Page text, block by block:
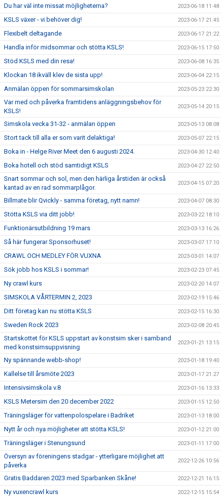
Du har väl inte missat möjligheterna? 2023-06-18 11:48
KSLS växer - vi behöver dig! 2023-06-17 21:45
Flexibelt deltagande 2023-06-17 21:22
Handla inför midsommar och stötta KSLS! 2023-06-15 17:50
Stöd KSLS med din resa! 2023-06-08 16:35
Klockan 18 ikväll klev de sista upp! 2023-06-04 22:15
Anmälan öppen för sommarsimskolan 2023-05-23 22:30
Var med och påverka framtidens anläggningsbehov för
KSLS!
2023-05-14 20:15
Simskola vecka 31-32 - anmälan öppen 2023-05-13 08:08
Stort tack till alla er som varit delaktiga! 2023-05-07 22:15
Boka in - Helge River Meet den 6 augusti 2024. 2023-04-30 12:40
Boka hotell och stöd samtidigt KSLS 2023-04-27 22:50
Snart sommar och sol, men den härliga årstiden är också
kantad av en rad sommarplågor.
2023-04-15 07:20
Billmate blir Qvickly - samma företag, nytt namn! 2023-04-07 08:30
Stötta KSLS via ditt jobb! 2023-03-22 18:10
Funktionärsutbildning 19 mars 2023-03-13 16:26
Så här fungerar Sponsorhuset! 2023-03-07 17:10
CRAWL OCH MEDLEY FÖR VUXNA 2023-03-01 14:07
Sök jobb hos KSLS i sommar! 2023-02-23 07:45
Ny crawl kurs 2023-02-20 14:07
SIMSKOLA VÅRTERMIN 2, 2023 2023-02-19 15:46
Ditt företag kan nu stötta KSLS 2023-02-15 16:30
Sweden Rock 2023 2023-02-08 20:45
Startskottet för KSLS uppstart av konstsim sker i samband
med konstsimsuppvisning
2023-01-21 13:15
Ny spännande webb-shop! 2023-01-18 19:40
Kallelse till årsmöte 2023 2023-01-17 21:27
Intensivsimskola v.8 2023-01-16 13:33
KSLS Metersim den 20 december 2022 2023-01-15 12:50
Träningsläger för vattenpolospelare i Badriket 2023-01-13 18:00
Nytt år och nya möjligheter att stötta KSLS! 2023-01-12 21:00
Träningsläger i Stenungsund 2023-01-11 17:00
Översyn av föreningens stadgar - ytterligare möjlighet att
påverka
2022-12-26 10:56
Gratis Baddaren 2023 med Sparbanken Skåne! 2022-12-21 16:15
Ny vuxencrawl kurs 2022-12-15 15:54